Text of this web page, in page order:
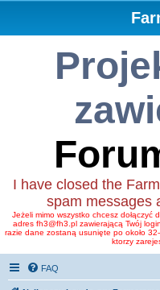
I have closed the
spam messages
Jeżeli mimo wszystko chcesz dołączyć
adres fh3@fh3.pl zawierającą Twój
razie dane zostaną usunięte po około
ktorzy
FAQ